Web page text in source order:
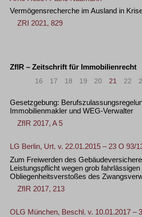
Vermögensrecherche im Ausland in
ZRI 2021, 829
ZfIR – Zeitschrift für Immobilienrecht
16 17 18 19 20 21 22
Gesetzgebung:
Immobilienmakler und WEG-Verwalter
ZfIR 2017, A 5
LG Berlin, Urt. v. 22.01.2015 – 23 O 93/
Zum Freiwerden des
Leistungspflicht wegen grob fahrlässigen
Obliegenheitsverstoßes des
ZfIR 2017, 213
OLG München, Beschl. v. 10.01.2017 –